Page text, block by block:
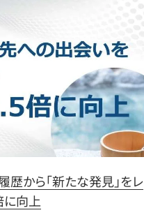
から「新たな発見」をレ
に向上